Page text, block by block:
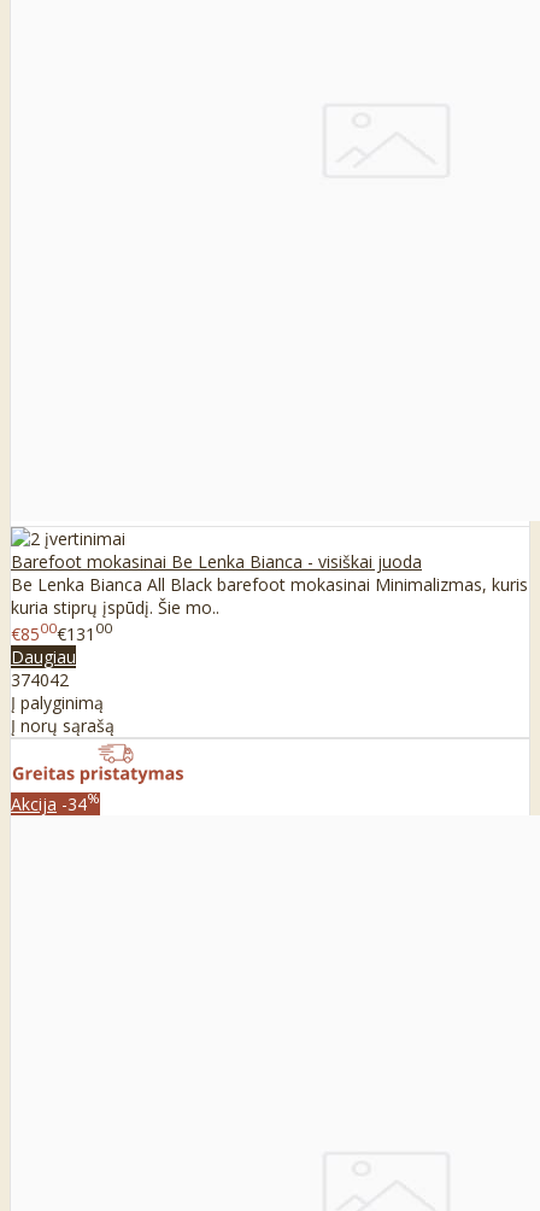
Barefoot mokasinai Be Lenka Bianca - visiškai juoda
Be Lenka Bianca All Black barefoot mokasinai Minimalizmas, kuris
kuria stiprų įspūdį. Šie mo..
€8500€131 00
Daugiau
374042
Į palyginimą
Į norų sąrašą
Akcija -34%